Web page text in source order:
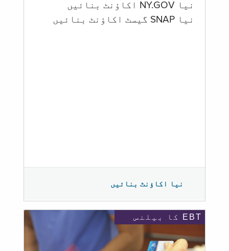
نیا NY.GOV اکاؤنٹ بنائیں
نیا SNAP گیسٹ اکاؤنٹ بنائیں
نیا اکاؤنٹ بنائیں
EBT کا بیلنس